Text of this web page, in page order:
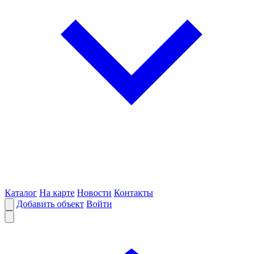
Каталог На карте Новости Контакты
Добавить объект Войти